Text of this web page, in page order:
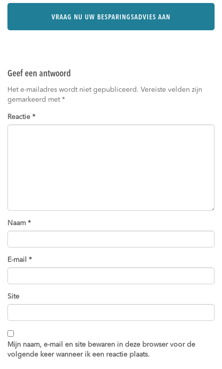
Geef een antwoord
Het e-mailadres wordt niet gepubliceerd. Vereiste velden zijn
gemarkeerd met *
Reactie *
Naam *
E-mail *
Site
Mijn naam, e-mail en site bewaren in deze browser voor de
volgende keer wanneer ik een reactie plaats.